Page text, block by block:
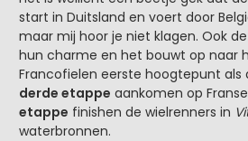
start in Duitsland en voert door
maar mij hoor je niet klagen. Ook
hun charme en het bouwt op naar
Francofielen eerste hoogtepunt als
derde etappe aankomen op
etappe finishen de wielrenners in
waterbronnen.